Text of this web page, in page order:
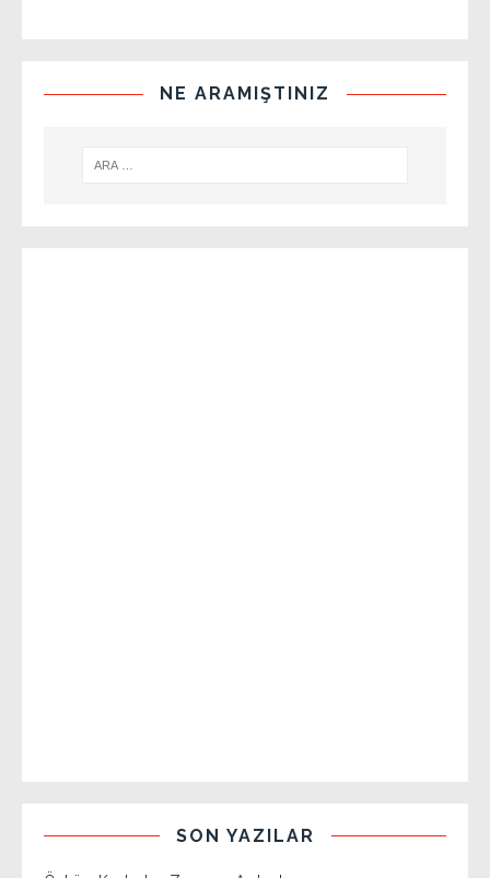
NE ARAMIŞTINIZ
SON YAZILAR